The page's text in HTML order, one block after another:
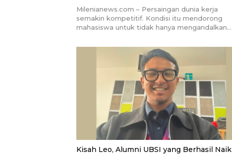
Milenianews.com – Persaingan dunia kerja
semakin kompetitif. Kondisi itu mendorong
mahasiswa untuk tidak hanya mengandalkan…
Kisah Leo, Alumni UBSI yang Berhasil Naik